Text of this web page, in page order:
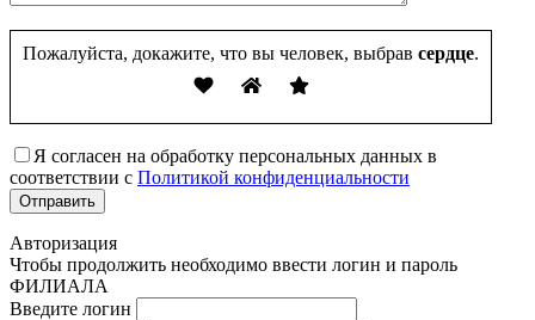
Пожалуйста, докажите, что вы человек, выбрав сердце.
Я согласен на обработку персональных данных в
соответствии с Политикой конфиденциальности
Авторизация
Чтобы продолжить необходимо ввести логин и пароль
ФИЛИАЛА
Введите логин